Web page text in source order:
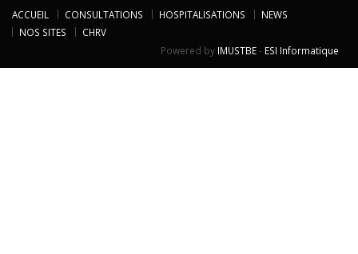
ACCUEIL CONSULTATIONS HOSPITALISATIONS
NEWS
NOS SITES
CHRV
Powered by IMUSTBE- ESI Informatique